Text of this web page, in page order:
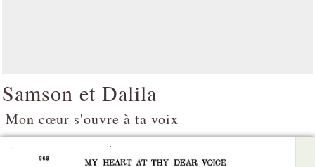
Samson et Dalila
Mon cœur s'ouvre à ta voix